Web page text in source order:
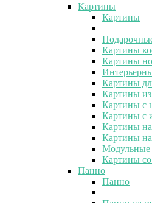
Картины
Картины
Картины
Картины
Картины
Картины
Картины с
Картины с
Картины
Картины на
Модульные
Картины со
Панно
Панно